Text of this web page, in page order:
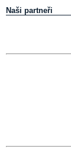
Naši partneři